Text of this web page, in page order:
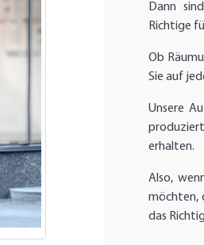
Dann
Richtige
Ob
Sie auf
Unsere
erhalten.
Also,
möchten,
das